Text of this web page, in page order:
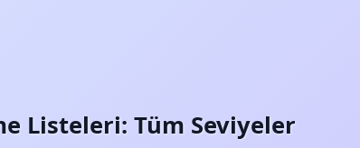
Listeleri: Tüm Seviyeler